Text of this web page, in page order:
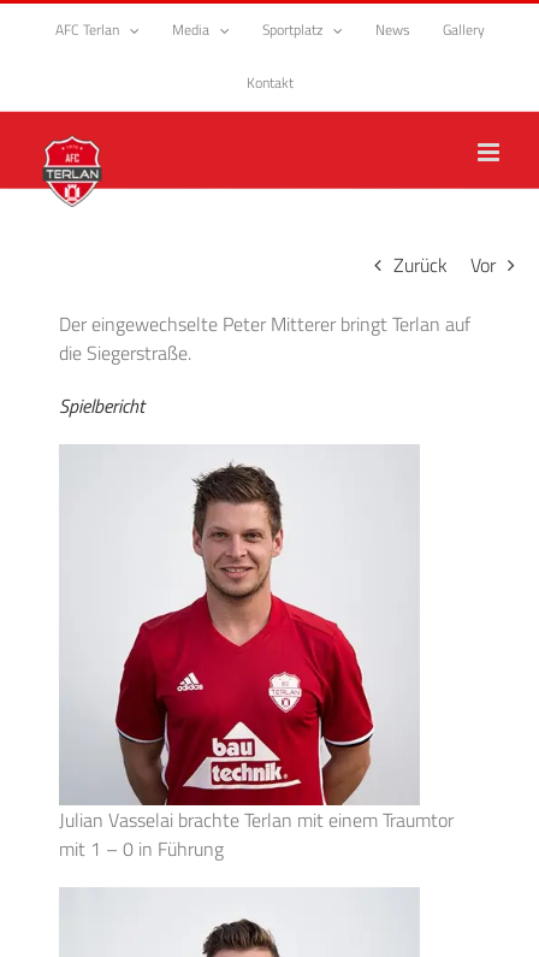
Zum
AFC Terlan Media Sportplatz News Gallery
Kontakt
Zurück Vor
Der eingewechselte Peter Mitterer bringt Terlan auf
die Siegerstraße.
Spielbericht
Julian Vasselai brachte Terlan mit einem Traumtor
mit 1 – 0 in Führung